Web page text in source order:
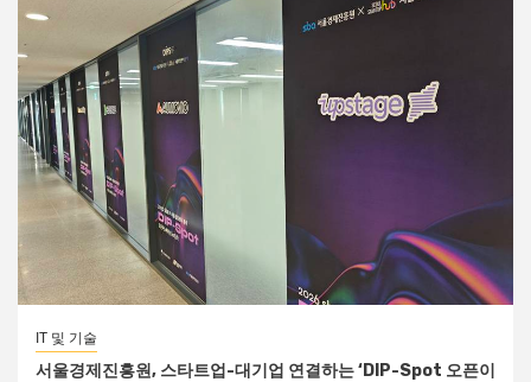
IT 및 기술
서울경제진흥원, 스타트업-대기업 연결하는 ‘DIP-Spot 오픈이